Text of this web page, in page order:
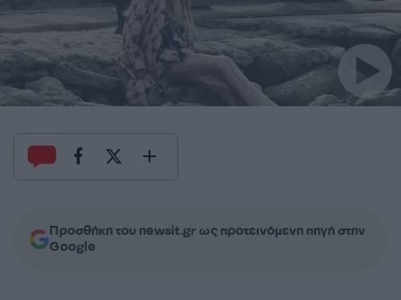
Προσθήκη του newsit.gr ως προτεινόμενη πηγή στην
Google